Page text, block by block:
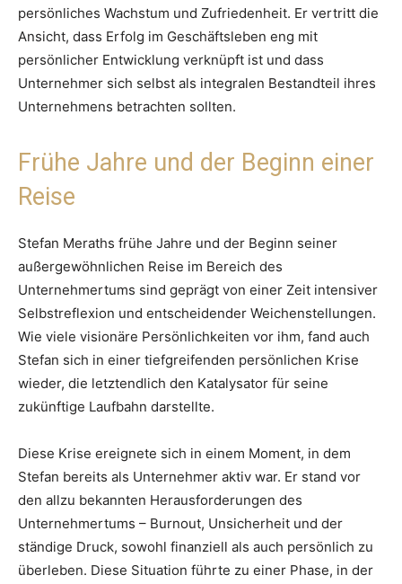
persönliches Wachstum und Zufriedenheit. Er vertritt die
Ansicht, dass Erfolg im Geschäftsleben eng mit
persönlicher Entwicklung verknüpft ist und dass
Unternehmer sich selbst als integralen Bestandteil ihres
Unternehmens betrachten sollten.
Frühe Jahre und der Beginn einer
Reise
Stefan Meraths frühe Jahre und der Beginn seiner
außergewöhnlichen Reise im Bereich des
Unternehmertums sind geprägt von einer Zeit intensiver
Selbstreflexion und entscheidender Weichenstellungen.
Wie viele visionäre Persönlichkeiten vor ihm, fand auch
Stefan sich in einer tiefgreifenden persönlichen Krise
wieder, die letztendlich den Katalysator für seine
zukünftige Laufbahn darstellte.
Diese Krise ereignete sich in einem Moment, in dem
Stefan bereits als Unternehmer aktiv war. Er stand vor
den allzu bekannten Herausforderungen des
Unternehmertums – Burnout, Unsicherheit und der
ständige Druck, sowohl finanziell als auch persönlich zu
überleben. Diese Situation führte zu einer Phase, in der